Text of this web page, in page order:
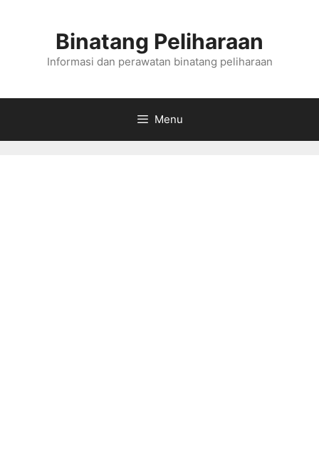
Binatang Peliharaan
Informasi dan perawatan binatang peliharaan
Menu